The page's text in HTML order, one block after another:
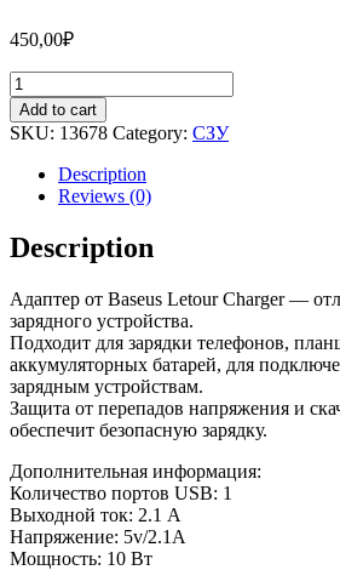
450,00₽
СЗУ
Baseus
Letour
Charger
USB-
выходом
5V
2.1A,
(ССALL-
E2A02)
quantity
Add to cart
SKU: 13678 Category: СЗУ
Description
Reviews (0)
Description
Адаптер от Baseus Letour Charger —
зарядного устройства.
Подходит для зарядки телефонов,
аккумуляторных батарей, для
зарядным устройствам.
Защита от перепадов напряжения и
обеспечит безопасную зарядку.
Дополнительная информация:
Количество портов USB: 1
Выходной ток: 2.1 А
Напряжение: 5v/2.1A
Мощность: 10 Вт